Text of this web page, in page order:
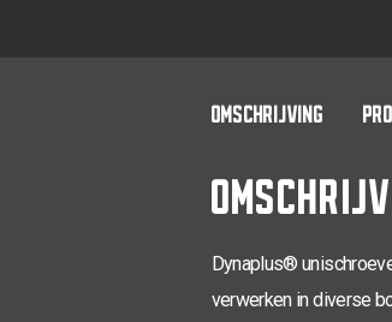
OMSCHRIJVING
Dynaplus®
verwerken in diverse